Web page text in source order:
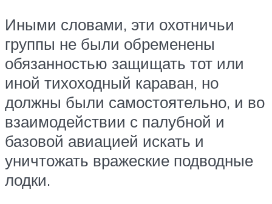
Иными словами, эти охотничьи
группы не были обременены
обязанностью защищать тот или
иной тихоходный караван, но
должны были самостоятельно, и во
взаимодействии с палубной и
базовой авиацией искать и
уничтожать вражеские подводные
лодки.